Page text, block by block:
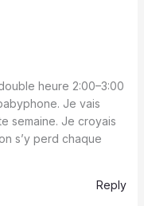
heure 2:00–3:00
Je vais
semaine. Je croyais
s’y perd chaque
Reply